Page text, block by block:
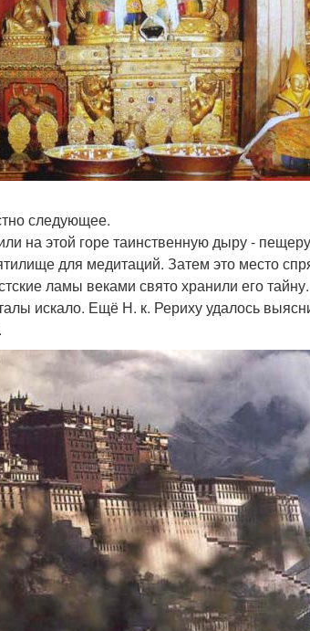
следующее.
на этой горе таинственную дыру -
для медитаций. Затем это место
ламы веками свято хранили его тайну.
искало. Ещё Н. к. Рериху удалось